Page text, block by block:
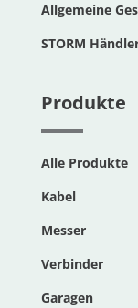
Allgemeine
STORM
Produkte
Alle Produkte
Kabel
Messer
Verbinder
Garagen